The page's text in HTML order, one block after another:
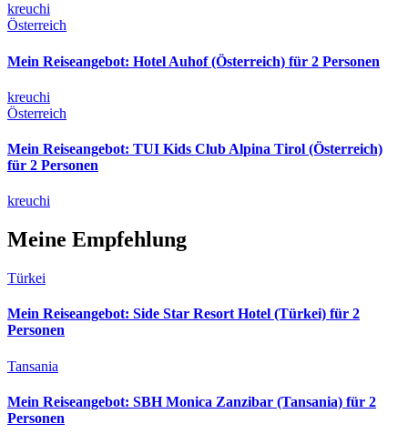
kreuchi
Österreich
Mein Reiseangebot: Hotel Auhof (Österreich) für 2 Personen
kreuchi
Österreich
Mein Reiseangebot: TUI Kids Club Alpina Tirol (Österreich)
für 2 Personen
kreuchi
Meine Empfehlung
Türkei
Mein Reiseangebot: Side Star Resort Hotel (Türkei) für 2
Personen
Tansania
Mein Reiseangebot: SBH Monica Zanzibar (Tansania) für 2
Personen